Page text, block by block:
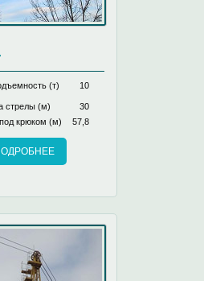
(т) 10
стрелы (м)
30
крюком (м)
57,8